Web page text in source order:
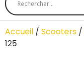
Accueil / Scooters /
125